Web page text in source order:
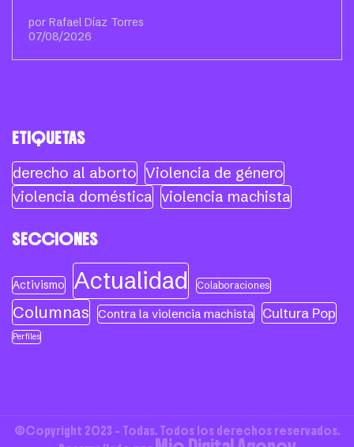
por Rafael Díaz Torres
07/08/2026
ETIQUETAS
derecho al aborto Violencia de género
violencia doméstica violencia machista
SECCIONES
Activismo Actualidad Colaboraciones
Columnas Contra la violencia machista Cultura Pop
Perfiles
©Copyright 2023 - Todas. Todos los derechos reservados.